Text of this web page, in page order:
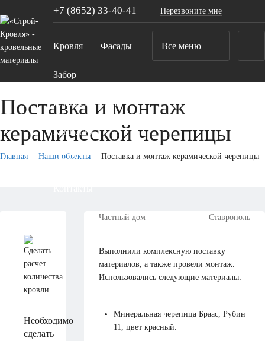
+7 (8652) 33-40-41 Перезвоните мне
Кровля Фасады
Забор
Комплектующие
Компания
Акции
Все меню
Поставка и монтаж
керамической черепицы
Главная Наши объекты Поставка и монтаж керамической черепицы
Необходимо
сделать
Частный дом Ставрополь
Выполнили комплексную поставку
материалов, а также провели монтаж.
Использовались следующие материалы:
Минеральная черепица Браас, Рубин
11, цвет красный.